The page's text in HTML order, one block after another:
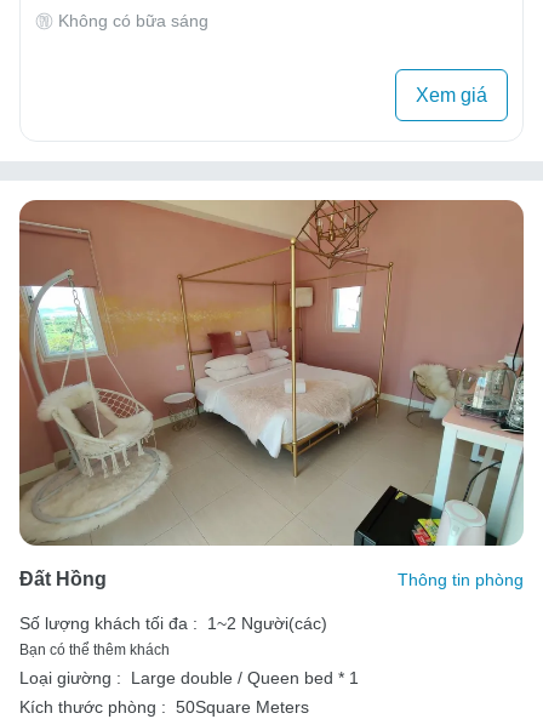
Không có bữa sáng
Xem giá
Đất Hồng Thông tin phòng
Số lượng khách tối đa : 1~2 Người(các)
Bạn có thể thêm khách
Loại giường :
Large double / Queen bed * 1
Kích thước phòng : 50Square Meters